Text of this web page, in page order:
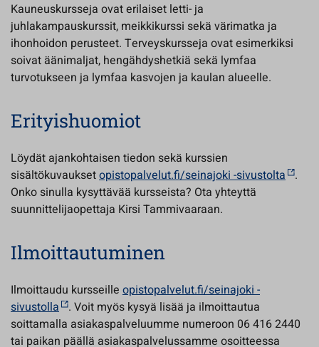
Kauneuskursseja ovat erilaiset letti- ja
juhlakampauskurssit, meikkikurssi sekä värimatka ja
ihonhoidon perusteet. Terveyskursseja ovat esimerkiksi
soivat äänimaljat, hengähdyshetkiä sekä lymfaa
turvotukseen ja lymfaa kasvojen ja kaulan alueelle.
Erityishuomiot
Löydät ajankohtaisen tiedon sekä kurssien
sisältökuvauksetopistopalvelut.fi/seinajoki -sivustolta .
Onko sinulla kysyttävää kursseista? Ota yhteyttä
suunnittelijaopettaja Kirsi Tammivaaraan.
Ilmoittautuminen
Ilmoittaudu kursseille opistopalvelut.fi/seinajoki -
sivustolla . Voit myös kysyä lisää ja ilmoittautua
soittamalla asiakaspalveluumme numeroon 06 416 2440
tai paikan päällä asiakaspalvelussamme osoitteessa